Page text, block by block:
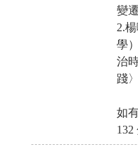
變
2.
學
治
踐〉
如
132